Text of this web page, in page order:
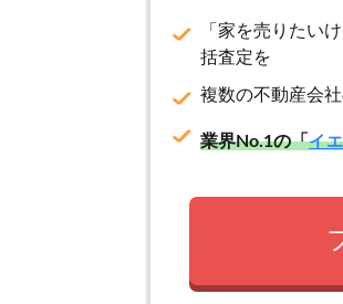
「家を売りたい
括査定を
複数の不動産会
業界No.1の「イ